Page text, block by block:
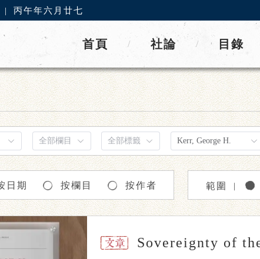
| 丙午年六月廿七
首頁 / 社論 / 目錄
日期 按欄目 按作者 範圍 ｜
Sovereignty of